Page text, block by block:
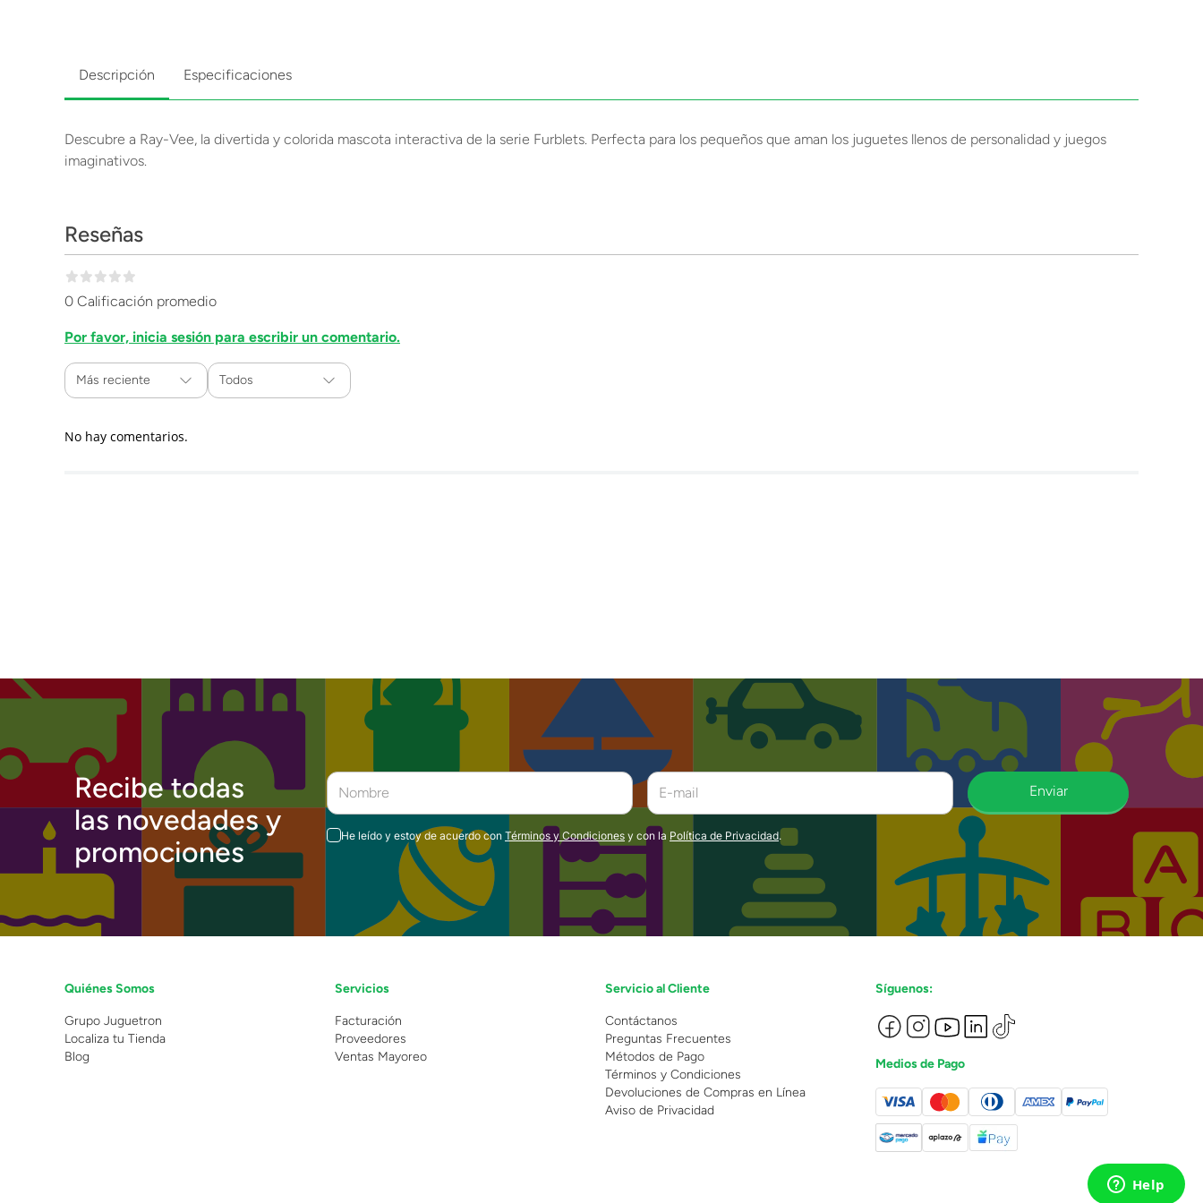
Descripción Especificaciones
Descubre a Ray-Vee, la divertida y colorida mascota interactiva de la serie Furblets. Perfecta para los pequeños que aman los juguetes llenos de personalidad y juegos
imaginativos.
Reseñas
0 Calificación promedio
Por favor, inicia sesión para escribir un comentario.
Más reciente Todos
No hay comentarios.
Recibe todas
las novedades y
promociones
Enviar
He leído y estoy de acuerdo con Términos y Condiciones y con la Política de Privacidad.
Quiénes Somos
Grupo Juguetron
Localiza tu Tienda
Blog
Servicios
Facturación
Proveedores
Ventas Mayoreo
Servicio al Cliente
Contáctanos
Preguntas Frecuentes
Métodos de Pago
Términos y Condiciones
Devoluciones de Compras en Línea
Aviso de Privacidad
Síguenos:
Medios de Pago